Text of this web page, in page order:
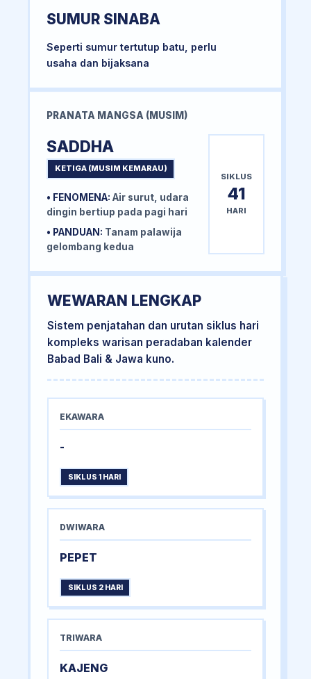
SUMUR SINABA
Seperti sumur tertutup batu, perlu
usaha dan bijaksana
PRANATA MANGSA (MUSIM)
SADDHA
KETIGA (MUSIM KEMARAU)
• FENOMENA: Air surut, udara
dingin bertiup pada pagi hari
• PANDUAN: Tanam palawija
gelombang kedua
SIKLUS
41
HARI
WEWARAN LENGKAP
Sistem penjatahan dan urutan siklus hari
kompleks warisan peradaban kalender
Babad Bali & Jawa kuno.
EKAWARA
-
SIKLUS 1 HARI
DWIWARA
PEPET
SIKLUS 2 HARI
TRIWARA
KAJENG